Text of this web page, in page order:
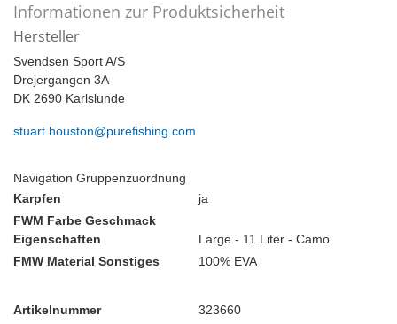
Informationen zur Produktsicherheit
Hersteller
Svendsen Sport A/S
Drejergangen 3A
DK 2690 Karlslunde
stuart.houston@purefishing.com
Navigation Gruppenzuordnung
Karpfen
ja
FWM Farbe Geschmack
Eigenschaften
Large - 11 Liter - Camo
FMW Material Sonstiges
100% EVA
Artikelnummer
323660